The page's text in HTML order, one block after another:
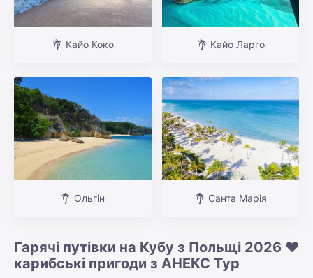
Кайо Коко Кайо Ларго
Ольгін Санта Марія
Гарячі путівки на Кубу з Польщі 2026 ❤️
карибські пригоди з АНЕКС Тур